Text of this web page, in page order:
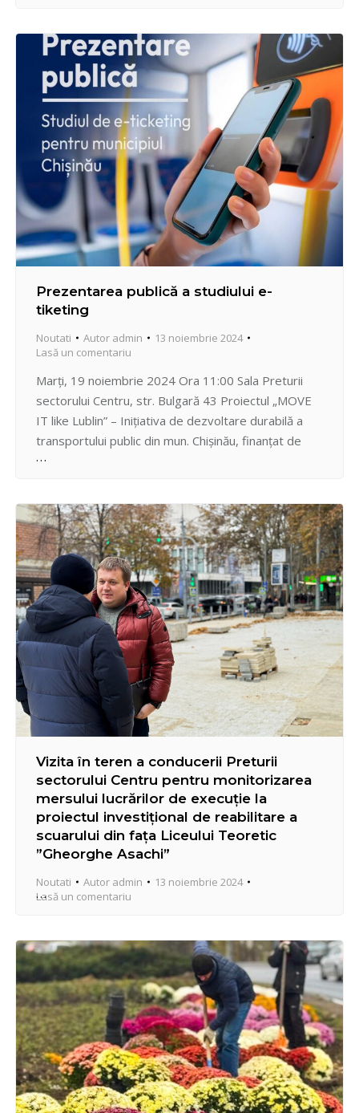
după aspect celor 82 de stații din sector,…
Prezentarea publică a studiului e-
tiketing
Noutati Autor admin
13 noiembrie 2024
Lasă un comentariu
Marți, 19 noiembrie 2024 Ora 11:00 Sala Preturii
sectorului Centru, str. Bulgară 43 Proiectul „MOVE
IT like Lublin” – Inițiativa de dezvoltare durabilă a
transportului public din mun. Chișinău, finanțat de
Uniunea Europeană și implementat de Primăria
interesate la prezentarea publică a Studiului de e-
ticketing în transportul public din…
Vizita în teren a conducerii Preturii
sectorului Centru pentru monitorizarea
mersului lucrărilor de execuție la
proiectul investițional de reabilitare a
scuarului din fața Liceului Teoretic
”Gheorghe Asachi”
Noutati Autor admin
13 noiembrie 2024
Lasă un comentariu